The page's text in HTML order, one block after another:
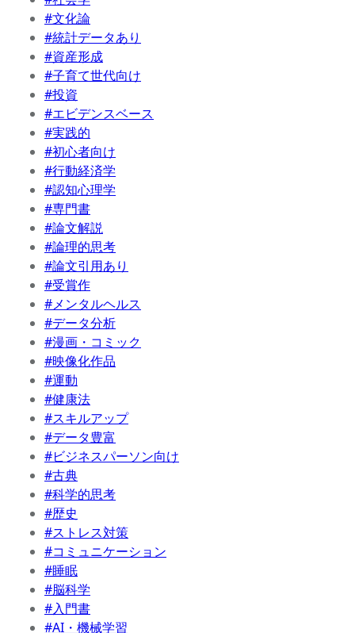
#文化論
#統計データあり
#資産形成
#子育て世代向け
#投資
#エビデンスベース
#実践的
#初心者向け
#行動経済学
#認知心理学
#専門書
#論文解説
#論理的思考
#論文引用あり
#受賞作
#メンタルヘルス
#データ分析
#漫画・コミック
#映像化作品
#運動
#健康法
#スキルアップ
#データ豊富
#ビジネスパーソン向け
#古典
#科学的思考
#歴史
#ストレス対策
#コミュニケーション
#睡眠
#脳科学
#入門書
#AI・機械学習